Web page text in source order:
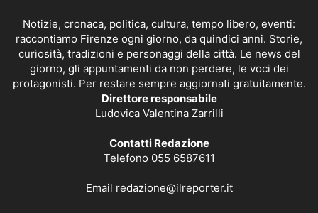
Notizie, cronaca, politica, cultura, tempo libero, eventi:
raccontiamo Firenze ogni giorno, da quindici anni. Storie,
curiosità, tradizioni e personaggi della città. Le news del
giorno, gli appuntamenti da non perdere, le voci dei
protagonisti. Per restare sempre aggiornati gratuitamente.
Direttore responsabile
Ludovica Valentina Zarrilli
Contatti Redazione
Telefono 055 6587611
Email redazione@ilreporter.it